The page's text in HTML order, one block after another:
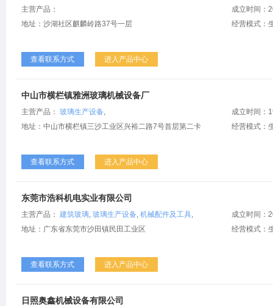
主营产品：
地址：沙湖社区麒麟岭路37号一层
成立时间：
经营模式：
查看联系方式 进入产品中心
中山市横栏镇雅洲玻璃机械设备厂
主营产品： 玻璃生产设备,
地址：中山市横栏镇三沙工业区兴裕二路7号首层第二卡
成立时间：
经营模式：
查看联系方式 进入产品中心
东莞市浩科机电实业有限公司
主营产品： 建筑玻璃, 玻璃生产设备, 机械配件及工具,
地址：广东省东莞市沙田镇民田工业区
成立时间：
经营模式：
查看联系方式 进入产品中心
日照奥鑫机械设备有限公司